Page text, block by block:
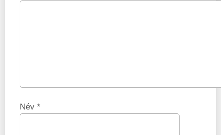
Név *